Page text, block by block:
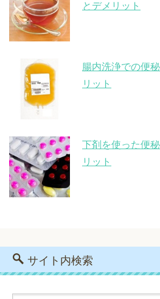
とデメリット
腸内洗浄での便
リット
下剤を使った便
リット
サイト内検索